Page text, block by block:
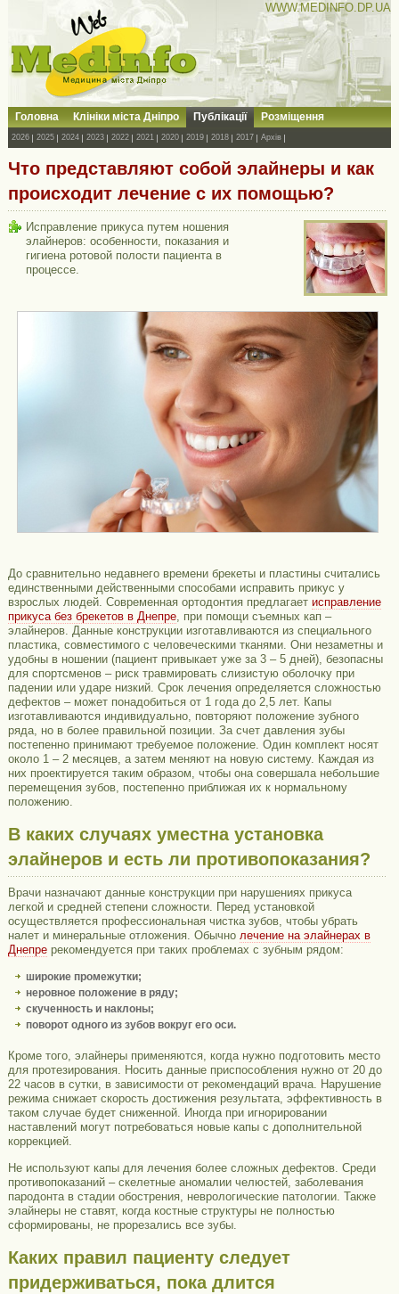
WWW.MEDINFO.DP.UA
Головна Клініки міста Дніпро Публікації Розміщення
2026 2025 2024 2023 2022 2021 2020 2019 2018 2017 Архів
Что представляют собой элайнеры и как
происходит лечение с их помощью?
Исправление прикуса путем ношения
элайнеров: особенности, показания и
гигиена ротовой полости пациента в
процессе.
До сравнительно недавнего времени брекеты и пластины считались
единственными действенными способами исправить прикус у
взрослых людей. Современная ортодонтия предлагает исправление
прикуса без брекетов в Днепре, при помощи съемных кап –
элайнеров. Данные конструкции изготавливаются из специального
пластика, совместимого с человеческими тканями. Они незаметны и
удобны в ношении (пациент привыкает уже за 3 – 5 дней), безопасны
для спортсменов – риск травмировать слизистую оболочку при
падении или ударе низкий. Срок лечения определяется сложностью
дефектов – может понадобиться от 1 года до 2,5 лет. Капы
изготавливаются индивидуально, повторяют положение зубного
ряда, но в более правильной позиции. За счет давления зубы
постепенно принимают требуемое положение. Один комплект носят
около 1 – 2 месяцев, а затем меняют на новую систему. Каждая из
них проектируется таким образом, чтобы она совершала небольшие
перемещения зубов, постепенно приближая их к нормальному
положению.
В каких случаях уместна установка
элайнеров и есть ли противопоказания?
Врачи назначают данные конструкции при нарушениях прикуса
легкой и средней степени сложности. Перед установкой
осуществляется профессиональная чистка зубов, чтобы убрать
налет и минеральные отложения. Обычно лечение на элайнерах в
Днепререкомендуется при таких проблемах с зубным рядом:
широкие промежутки;
неровное положение в ряду;
скученность и наклоны;
поворот одного из зубов вокруг его оси.
Кроме того, элайнеры применяются, когда нужно подготовить место
для протезирования. Носить данные приспособления нужно от 20 до
22 часов в сутки, в зависимости от рекомендаций врача. Нарушение
режима снижает скорость достижения результата, эффективность в
таком случае будет сниженной. Иногда при игнорировании
наставлений могут потребоваться новые капы с дополнительной
коррекцией.
Не используют капы для лечения более сложных дефектов. Среди
противопоказаний – скелетные аномалии челюстей, заболевания
пародонта в стадии обострения, неврологические патологии. Также
элайнеры не ставят, когда костные структуры не полностью
сформированы, не прорезались все зубы.
Каких правил пациенту следует
придерживаться, пока длится